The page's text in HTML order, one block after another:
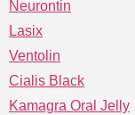
Neurontin
Lasix
Ventolin
Cialis Black
Kamagra Oral Jelly